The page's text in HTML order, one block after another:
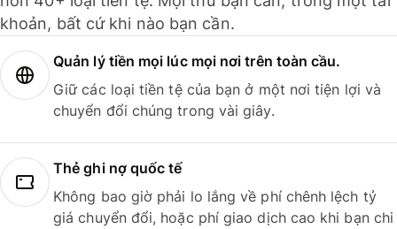
khoản, bất cứ khi nào bạn cần.
Quản lý tiền mọi lúc mọi nơi trên toàn cầu.
Giữ các loại tiền tệ của bạn ở một nơi tiện lợi và
chuyển đổi chúng trong vài giây.
Thẻ ghi nợ quốc tế
Không bao giờ phải lo lắng về phí chênh lệch tỷ
giá chuyển đổi, hoặc phí giao dịch cao khi bạn chi